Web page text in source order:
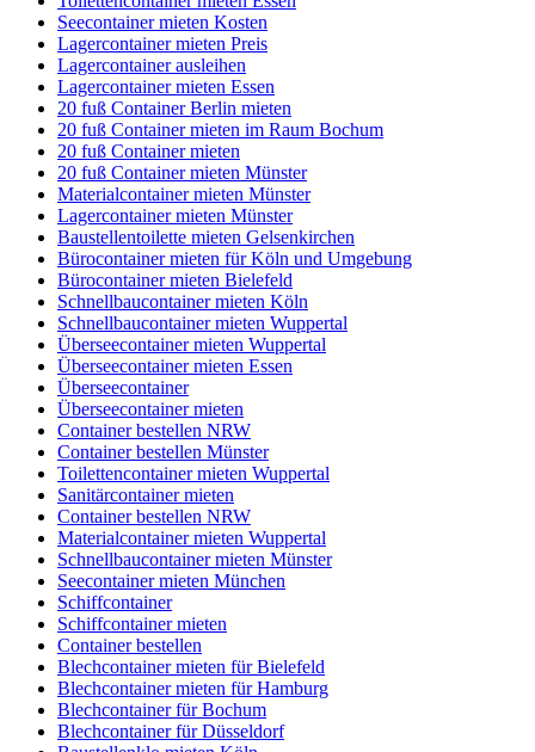
Seecontainer mieten Kosten
Lagercontainer mieten Preis
Lagercontainer ausleihen
Lagercontainer mieten Essen
20 fuß Container Berlin mieten
20 fuß Container mieten im Raum Bochum
20 fuß Container mieten
20 fuß Container mieten Münster
Materialcontainer mieten Münster
Lagercontainer mieten Münster
Baustellentoilette mieten Gelsenkirchen
Bürocontainer mieten für Köln und Umgebung
Bürocontainer mieten Bielefeld
Schnellbaucontainer mieten Köln
Schnellbaucontainer mieten Wuppertal
Überseecontainer mieten Wuppertal
Überseecontainer mieten Essen
Überseecontainer
Überseecontainer mieten
Container bestellen NRW
Container bestellen Münster
Toilettencontainer mieten Wuppertal
Sanitärcontainer mieten
Container bestellen NRW
Materialcontainer mieten Wuppertal
Schnellbaucontainer mieten Münster
Seecontainer mieten München
Schiffcontainer
Schiffcontainer mieten
Container bestellen
Blechcontainer mieten für Bielefeld
Blechcontainer mieten für Hamburg
Blechcontainer für Bochum
Blechcontainer für Düsseldorf